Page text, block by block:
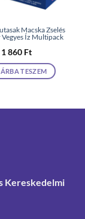
Macska Zselés
Íz Multipack
1 860 Ft
TESZEM
Kereskedelmi